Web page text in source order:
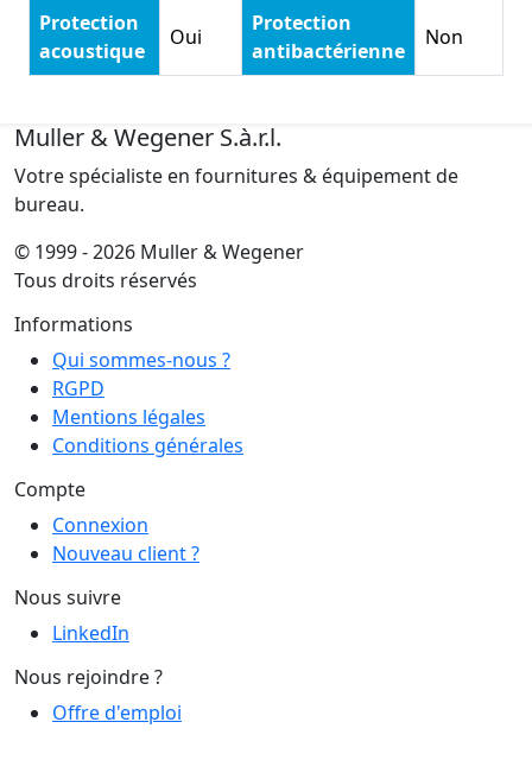
Protection
acoustique
Oui
Protection
antibactérienne
Non
Muller & Wegener S.à.r.l.
Votre spécialiste en fournitures & équipement de
bureau.
© 1999 - 2026 Muller & Wegener
Tous droits réservés
Informations
Qui sommes-nous ?
RGPD
Mentions légales
Conditions générales
Compte
Connexion
Nouveau client ?
Nous suivre
LinkedIn
Nous rejoindre ?
Offre d'emploi